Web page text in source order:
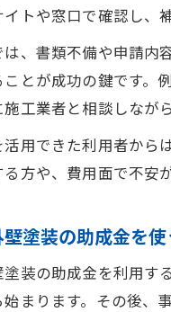
トや窓口で確認し、
、書類不備や申請内
とが成功の鍵です。
工業者と相談しなが
用できた利用者から
方や、費用面で不安
塗装の助成金を
装の助成金を利用す
まります。その後、